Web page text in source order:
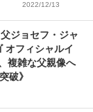
2022/12/13
ジョセフ・ジャ
オフィシャルイ
複雑な父親像へ
破》